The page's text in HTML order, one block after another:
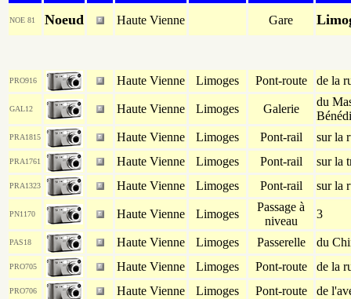
NOE 81 Noeud Haute Vienne Gare
PRO916 Haute Vienne Limoges Pont-route de la
GAL12 Haute Vienne Limoges Galerie
du
PRA1815 Haute Vienne Limoges Pont-rail sur la
PRA1761 Haute Vienne Limoges Pont-rail sur la
PRA1323 Haute Vienne Limoges Pont-rail sur la
PN1170 Haute Vienne Limoges
Passage à
niveau
3
PAS18 Haute Vienne Limoges Passerelle du
PRO705 Haute Vienne Limoges Pont-route de la
PRO706 Haute Vienne Limoges Pont-route de